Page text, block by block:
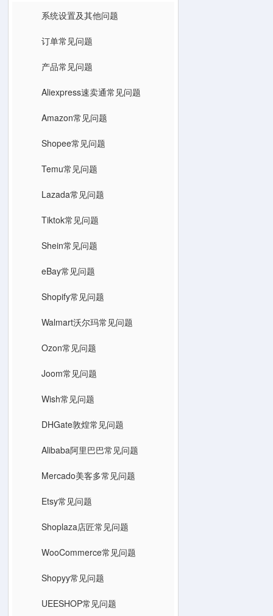
系统设置及其他问题
订单常见问题
产品常见问题
Aliexpress速卖通常见问题
Amazon常见问题
Shopee常见问题
Temu常见问题
Lazada常见问题
Tiktok常见问题
Shein常见问题
eBay常见问题
Shopify常见问题
Walmart沃尔玛常见问题
Ozon常见问题
Joom常见问题
Wish常见问题
DHGate敦煌常见问题
Alibaba阿里巴巴常见问题
Mercado美客多常见问题
Etsy常见问题
Shoplaza店匠常见问题
WooCommerce常见问题
Shopyy常见问题
UEESHOP常见问题